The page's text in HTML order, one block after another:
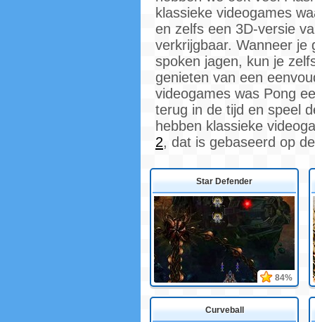
klassieke videogames
en zelfs een 3D-versie
verkrijgbaar. Wanneer je
spoken jagen, kun je
genieten van een
videogames was Pong
terug in de tijd en speel
hebben klassieke
2, dat is gebaseerd op
Star Defender
84%
Curveball